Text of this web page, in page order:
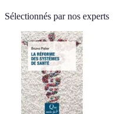
Sélectionnés par nos experts